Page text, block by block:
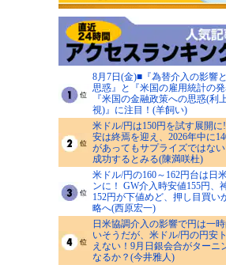
8月7日(金)■『為替介入の影響
思惑』と『米国の雇用統計の
『米国の金融政策への思惑(利
視)』に注目！(羊飼い)
米ドル/円は150円を試す展開に
安は終焉を迎え、2026年中に
があってもサプライズではな
成功するとみる(陳満咲杜)
米ドル/円の160～162円台は日
ンに！ GW介入時安値155円、
152円が下値めど、押し目買い
略へ(西原宏一)
日米協調介入の影響で円は一
いそうだが、米ドル/円の円安
えない！9月日銀会合がターニ
なるか？(今井雅人)